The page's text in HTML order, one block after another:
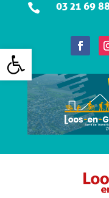
Ouvrir la barre d’outils
 03 21 69